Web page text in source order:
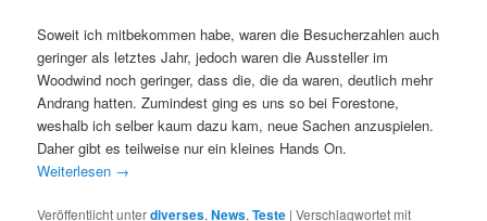
Soweit ich mitbekommen habe, waren die Besucherzahlen auch
geringer als letztes Jahr, jedoch waren die Aussteller im
Woodwind noch geringer, dass die, die da waren, deutlich mehr
Andrang hatten. Zumindest ging es uns so bei Forestone,
weshalb ich selber kaum dazu kam, neue Sachen anzuspielen.
Daher gibt es teilweise nur ein kleines Hands On.
Weiterlesen →
Veröffentlicht unterdiverses,News,Teste |Verschlagwortet mit